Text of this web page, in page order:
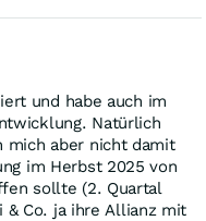
und habe auch im
Natürlich
mich aber nicht damit
im Herbst 2025 von
sollte (2. Quartal
& Co. ja ihre Allianz mit